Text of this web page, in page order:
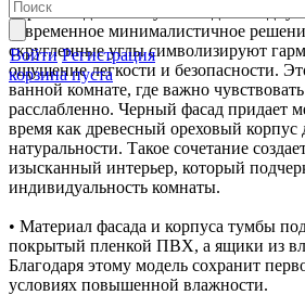
Войти Регистрация
корзина пуста
Черная подвесная тумба под
современное минималистичное
скругленные углы символизируют
ощущение легкости и безопасности.
ванной комнате, где важно
расслабленно. Черный фасад придает
время как древесный ореховый корпус
натуральности. Такое сочетание
изысканный интерьер, который
индивидуальность комнаты.
• Материал фасада и корпуса тумбы
покрытый пленкой ПВХ, а ящики из
Благодаря этому модель сохранит
условиях повышенной влажности.